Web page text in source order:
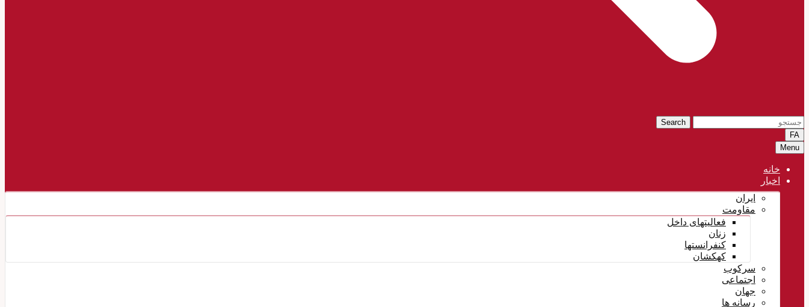
Search
FA
Menu
خانه
اخبار
ایران
مقاومت
فعالیتهای داخل
زنان
کنفرانستها
کهکشان
سرکوب
اجتماعی
جهان
رسانه ها